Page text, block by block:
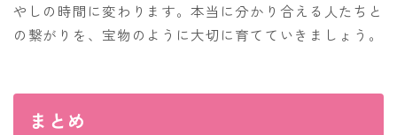
やしの時間に変わります。本当に分かり合える人たちと
の繋がりを、宝物のように大切に育てていきましょう。
まとめ